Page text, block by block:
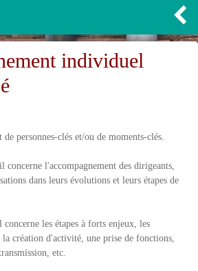
individuel
personnes-clés et/ou de moments-clés.
concerne l'accompagnement des dirigeants,
dans leurs évolutions et leurs étapes de
les étapes à forts enjeux, les
la création d'activité, une prise de fonctions,
etc.